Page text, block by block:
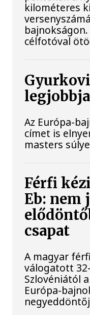
kilométeres
célfotóval
legjobbja
Az Európa-
címet is
masters
Férfi
Eb: nem
csapat
A magyar
válogatott
Szlovéniától
Európa-